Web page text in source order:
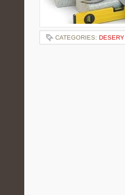
CATEGORIES: DESERY